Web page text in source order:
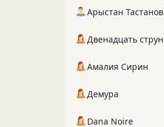
Арыстан Тастанов
Двенадцать струн
Амалия Сирин
Демура
Dana Noire